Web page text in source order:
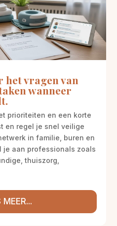
het vragen van
wanneer
prioriteiten en een korte
en regel je snel veilige
in familie, buren en
je aan professionals zoals
thuiszorg,
MEER...